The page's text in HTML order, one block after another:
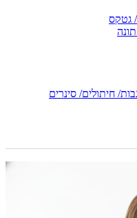
גטקס
חיתולים/ סינרים